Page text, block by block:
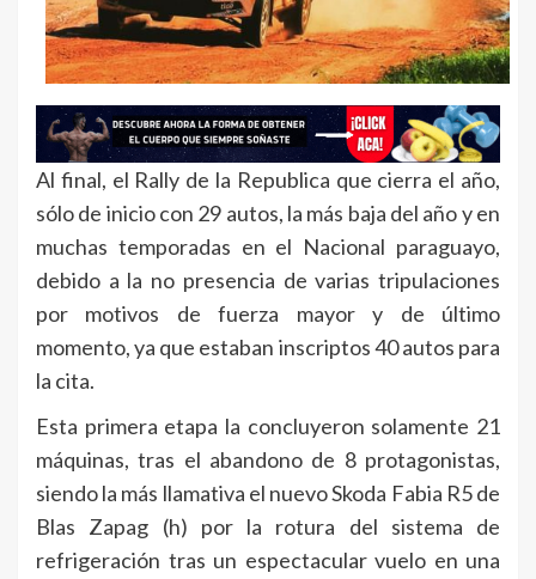
Al final, el Rally de la Republica que cierra el año,
sólo de inicio con 29 autos, la más baja del año y en
muchas temporadas en el Nacional paraguayo,
debido a la no presencia de varias tripulaciones
por motivos de fuerza mayor y de último
momento, ya que estaban inscriptos 40 autos para
la cita.
Esta primera etapa la concluyeron solamente 21
máquinas, tras el abandono de 8 protagonistas,
siendo la más llamativa el nuevo Skoda Fabia R5 de
Blas Zapag (h) por la rotura del sistema de
refrigeración tras un espectacular vuelo en una